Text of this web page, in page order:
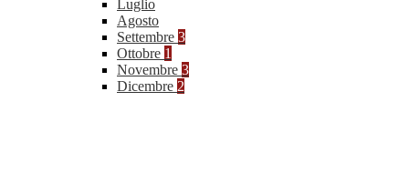
Luglio
Agosto
Settembre 3
Ottobre 1
Novembre 3
Dicembre 2